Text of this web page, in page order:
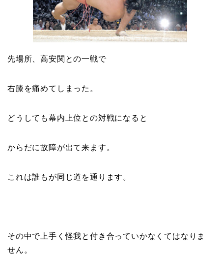
先場所、高安関との一戦で
右膝を痛めてしまった。
どうしても幕内上位との対戦になると
からだに故障が出て来ます。
これは誰もが同じ道を通ります。
その中で上手く怪我と付き合っていかなくてはなりま
せん。